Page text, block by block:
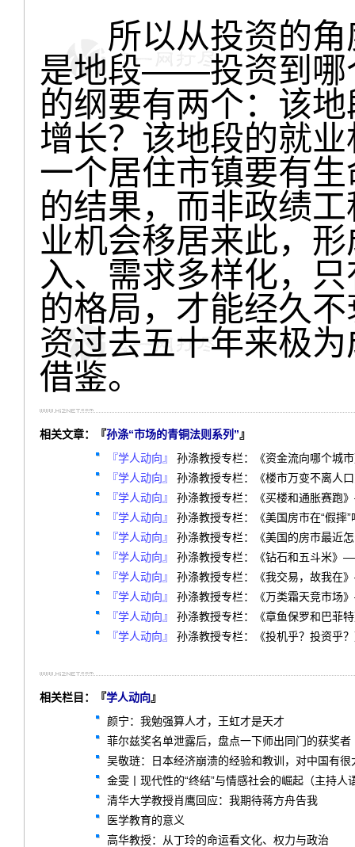
所以从投资的角
是地段——投资到
的纲要有两个：该
增长？该地段的就
一个居住市镇要有
的结果，而非政绩
业机会移居来此，
入、需求多样化，
的格局，才能经久
资过去五十年来极
借鉴。
相关文章：『孙涤“市场的青铜法则系列” 』
『学人动向』
孙涤教授专栏：《资金流向哪个城
『学人动向』
孙涤教授专栏：《楼市万变不离人
『学人动向』
孙涤教授专栏：《买楼和通胀赛跑
『学人动向』
孙涤教授专栏：《美国房市在“假
『学人动向』
孙涤教授专栏：《美国的房市最近
『学人动向』
孙涤教授专栏：《钻石和五斗米》
『学人动向』
孙涤教授专栏：《我交易，故我在
『学人动向』
孙涤教授专栏：《万类霜天竞市场
『学人动向』
孙涤教授专栏：《章鱼保罗和巴菲
『学人动向』
孙涤教授专栏：《投机乎？投资乎
相关栏目：『学人动向』
颜宁：我勉强算人才，王虹才是天才
菲尔兹奖名单泄露后，盘点一下师出同门的获奖者
吴敬琏：日本经济崩溃的经验和教训，对中国有很
金雯丨现代性的“终结”与情感社会的崛起（主持人
清华大学教授肖鹰回应：我期待蒋方舟告我
医学教育的意义
高华教授：从丁玲的命运看文化、权力与政治